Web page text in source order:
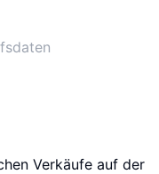
Verkäufe auf der